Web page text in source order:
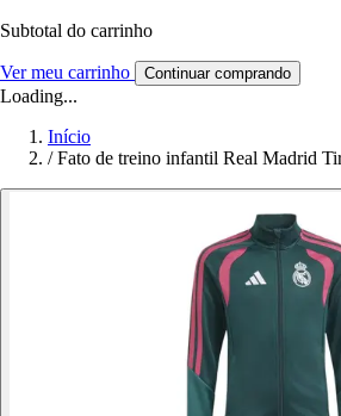
Subtotal do carrinho
Ver meu carrinho Continuar comprando
Loading...
Início
/ Fato de treino infantil Real Madrid